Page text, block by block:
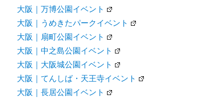
大阪｜万博公園イベント
大阪｜うめきたパークイベント
大阪｜扇町公園イベント
大阪｜中之島公園イベント
大阪｜大阪城公園イベント
大阪｜てんしば・天王寺イベント
大阪｜長居公園イベント